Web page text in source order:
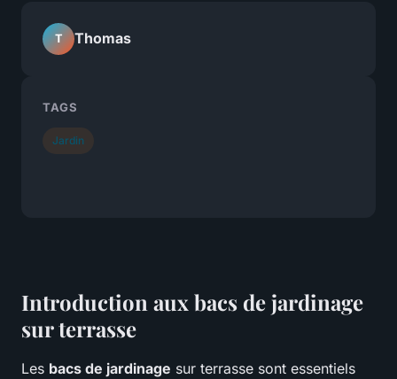
Introduction aux bacs de jardinage
sur terrasse
Les bacs de jardinage sur terrasse sont essentiels
T Thomas
TAGS
Jardin